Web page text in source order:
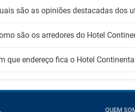
são as opiniões destacadas dos
são os arredores do Hotel
que endereço fica o Hotel
QUEM